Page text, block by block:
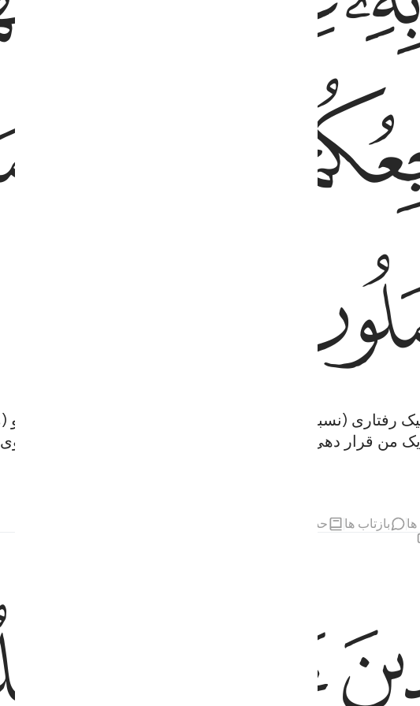
رفتاری (نسبت) به پدر و مادرش سفارش کردیم، و اگر آن دو
من قرار دهی، پس از آنان اطاعت نکن، بازگشت شما به سوی
بازتاب ها حدیث
الصالحات لندخلنهم في الصالحين ٩
وَعَمِلُوا۟ ٱلصَّـٰلِحَـٰتِ لَنُدْخِلَنَّهُمْ فِى ٱلصَّـٰلِحِينَ ٩
ﱧ